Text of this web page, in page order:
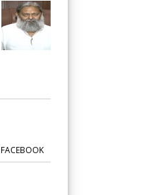
FACEBOOK